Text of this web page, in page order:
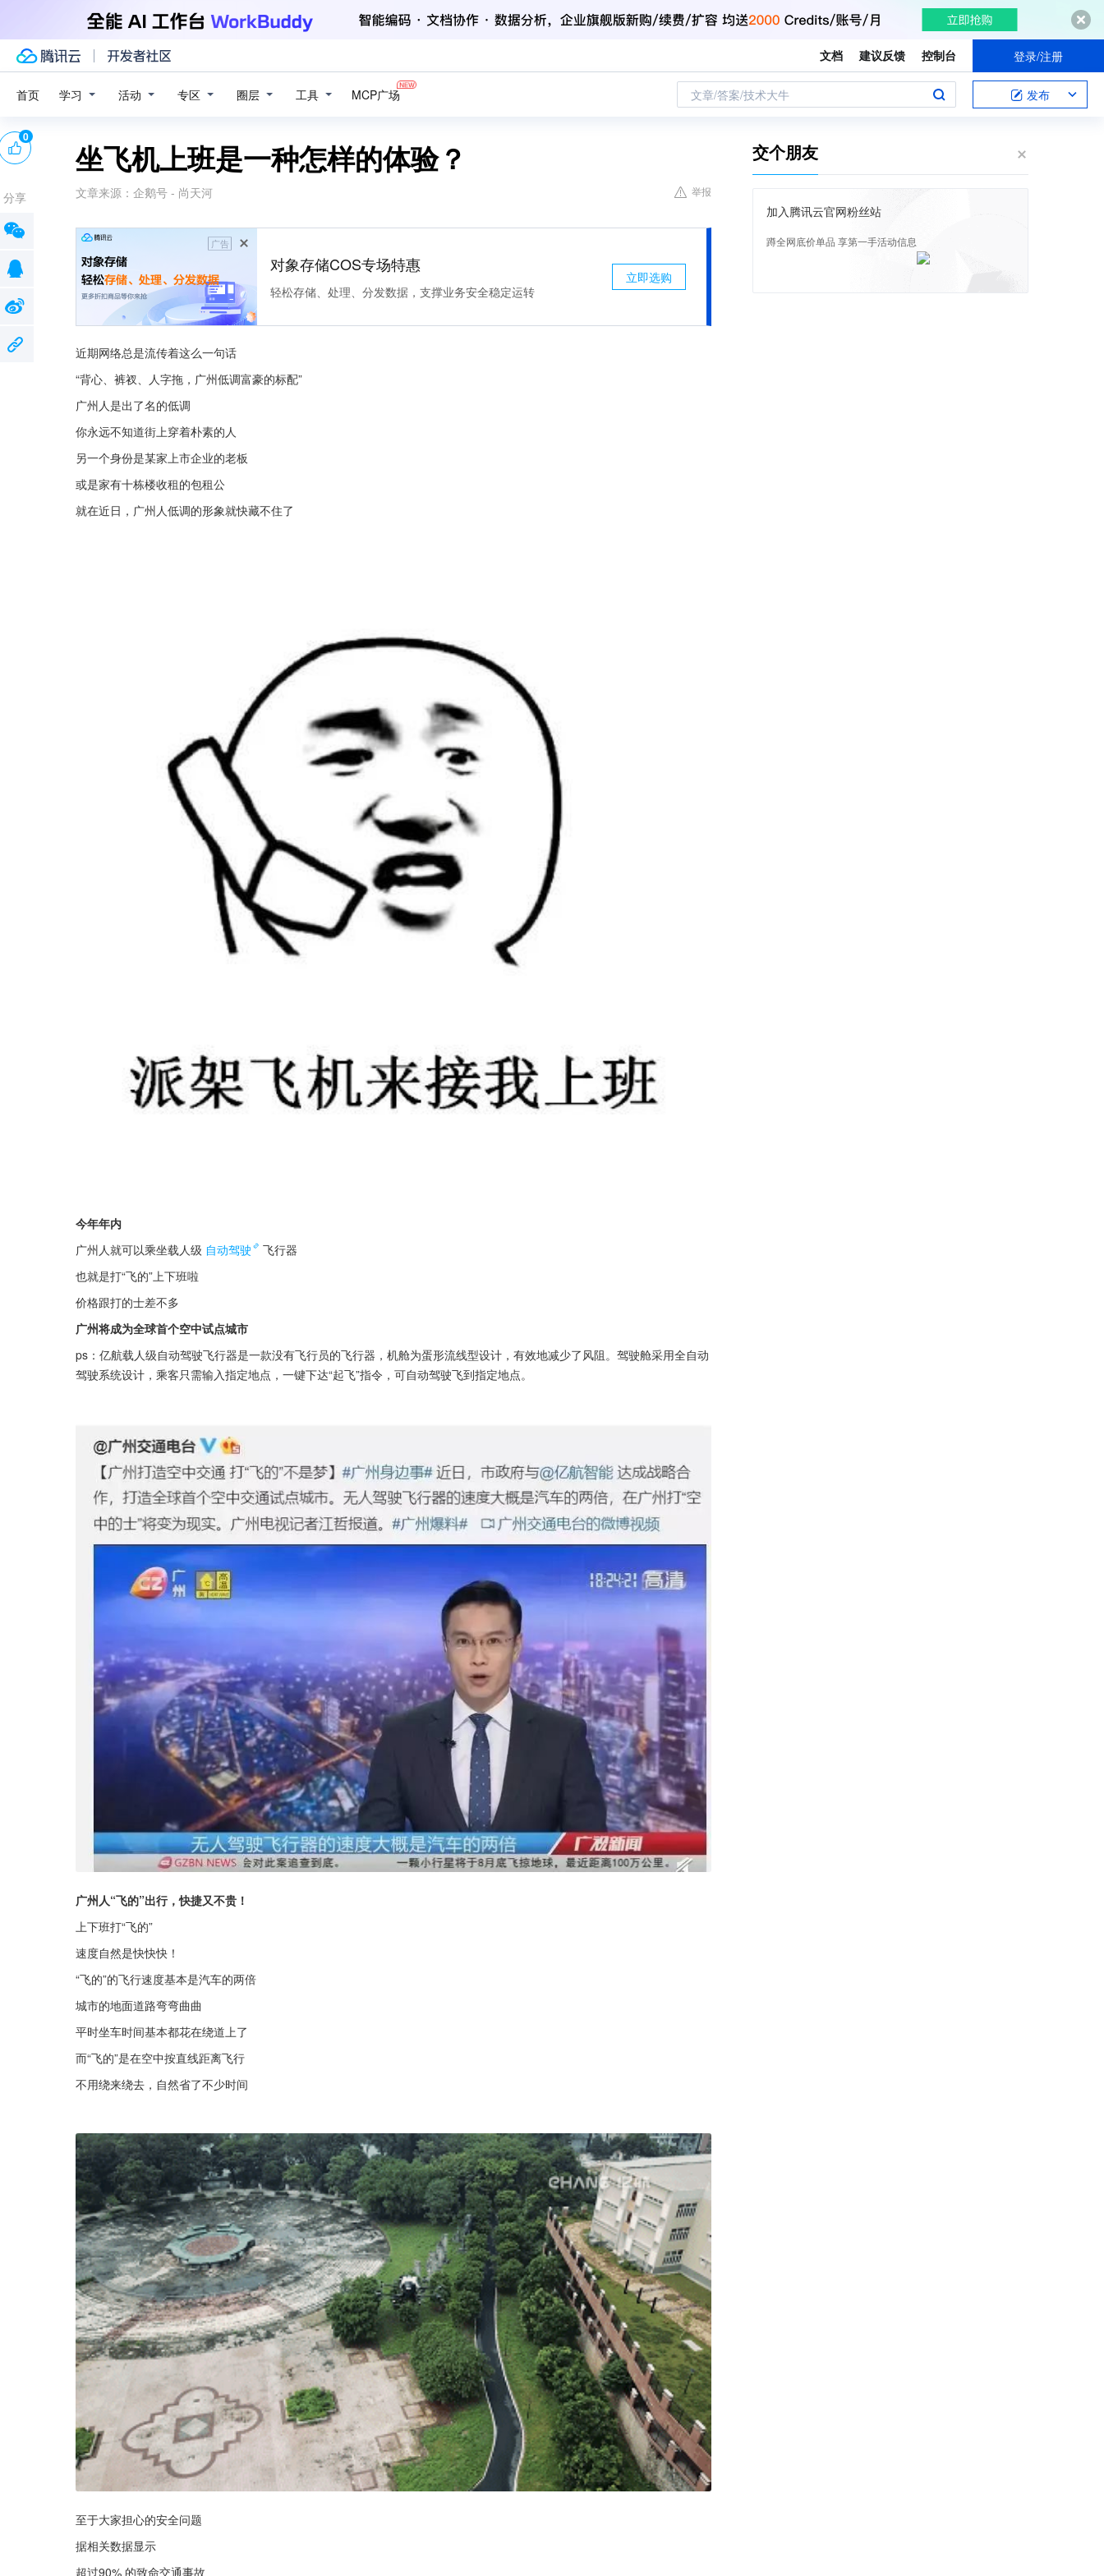
文档 建议反馈 控制台 登录/注册
首页 学习 活动 专区 圈层 工具 MCP广场 文章/答案/技术大牛 发布
坐飞机上班是一种怎样的体验？
文章来源： 企鹅号 - 尚天河 举报
广告
对象存储COS专场特惠
轻松存储、处理、分发数据，支撑业务安全稳定运转
立即选购
近期网络总是流传着这么一句话
“背心、裤衩、人字拖，广州低调富豪的标配”
广州人是出了名的低调
你永远不知道街上穿着朴素的人
另一个身份是某家上市企业的老板
或是家有十栋楼收租的包租公
就在近日，广州人低调的形象就快藏不住了
今年年内
广州人就可以乘坐载人级 自动驾驶
飞行器
也就是打“飞的”上下班啦
价格跟打的士差不多
广州将成为全球首个空中试点城市
ps：亿航载人级自动驾驶飞行器是一款没有飞行员的飞行器，机舱为蛋形流线型设计，有效地减少了风阻。驾驶舱采用全自动
驾驶系统设计，乘客只需输入指定地点，一键下达“起飞”指令，可自动驾驶飞到指定地点。
广州人“飞的”出行，快捷又不贵！
上下班打“飞的”
速度自然是快快快！
“飞的”的飞行速度基本是汽车的两倍
城市的地面道路弯弯曲曲
平时坐车时间基本都花在绕道上了
而“飞的”是在空中按直线距离飞行
不用绕来绕去，自然省了不少时间
至于大家担心的安全问题
据相关数据显示
超过90% 的致命交通事故
0
分享
交个朋友
加入腾讯云官网粉丝站
蹲全网底价单品 享第一手活动信息